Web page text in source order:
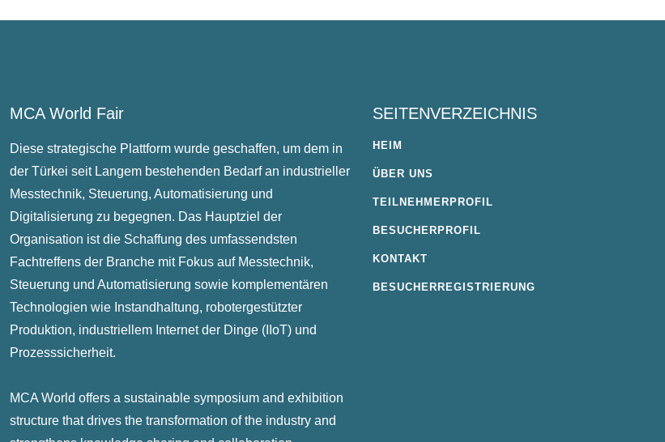
MCA World Fair
Diese strategische Plattform wurde geschaffen, um dem in
der Türkei seit Langem bestehenden Bedarf an industrieller
Messtechnik, Steuerung, Automatisierung und
Digitalisierung zu begegnen. Das Hauptziel der
Organisation ist die Schaffung des umfassendsten
Fachtreffens der Branche mit Fokus auf Messtechnik,
Steuerung und Automatisierung sowie komplementären
Technologien wie Instandhaltung, robotergestützter
Produktion, industriellem Internet der Dinge (IIoT) und
Prozesssicherheit.
MCA World offers a sustainable symposium and exhibition
structure that drives the transformation of the industry and
SEITENVERZEICHNIS
HEIM
ÜBER UNS
TEILNEHMERPROFIL
BESUCHERPROFIL
KONTAKT
BESUCHERREGISTRIERUNG